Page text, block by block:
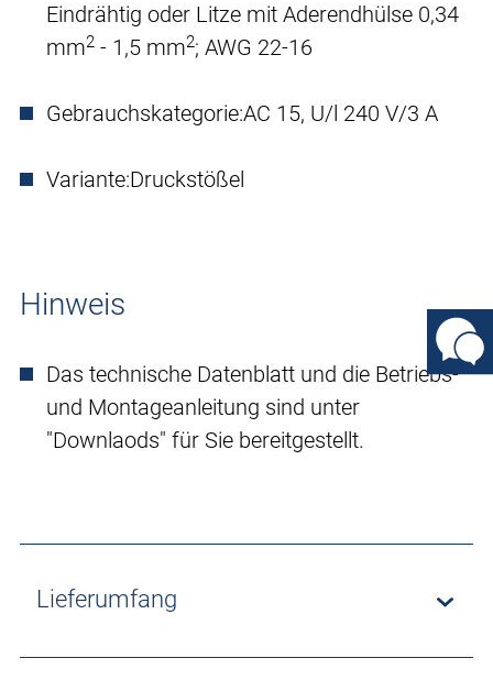
Eindrähtig oder Litze mit Aderendhülse 0,34
mm2 - 1,5 mm2; AWG 22-16
Gebrauchskategorie:AC 15, U/l 240 V/3 A
Variante:Druckstößel
Hinweis
Das technische Datenblatt und die Betriebs-
und Montageanleitung sind unter
"Downlaods" für Sie bereitgestellt.
Lieferumfang